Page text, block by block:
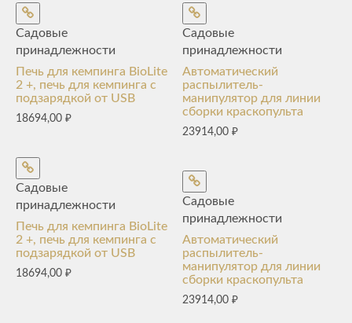
Садовые
принадлежности
Печь для кемпинга BioLite
2 +, печь для кемпинга с
подзарядкой от USB
18694,00 ₽
Садовые
принадлежности
Печь для кемпинга BioLite
2 +, печь для кемпинга с
подзарядкой от USB
18694,00 ₽
Садовые
принадлежности
Автоматический
распылитель-
манипулятор для линии
сборки краскопульта
23914,00₽
Садовые
принадлежности
Автоматический
распылитель-
манипулятор для линии
сборки краскопульта
23914,00₽